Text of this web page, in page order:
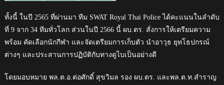
ทั้งนี้ ในปี 2565 ที่ผ่านมา ทีม SWAT Royal Thai Police ได้คะแนนในลำดับ
ที่ 9 จาก 34 ทีมทั่วโลก ส่วนในปี 2566 นี้ ผบ.ตร. สั่งการให้เตรียมความ
พร้อม คัดเลือกนักกีฬา และจัดเตรียมการเก็บตัว นำอาวุธ ยุทโธปกรณ์
ต่างๆ และประสานการปฏิบัติกับทางดูไบเป็นอย่างดี
โดยมอบหมาย พล.ต.อ.ต่อศักดิ์ สุขวิมล รอง ผบ.ตร. และพล.ต.ท.สำราญ